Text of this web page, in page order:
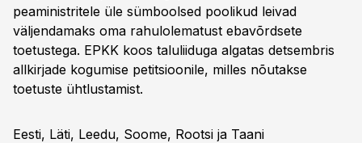
peaministritele üle sümboolsed poolikud leivad
väljendamaks oma rahulolematust ebavõrdsete
toetustega. EPKK koos taluliiduga algatas detsembris
allkirjade kogumise petitsioonile, milles nõutakse
toetuste ühtlustamist.
Eesti, Läti, Leedu, Soome, Rootsi ja Taani